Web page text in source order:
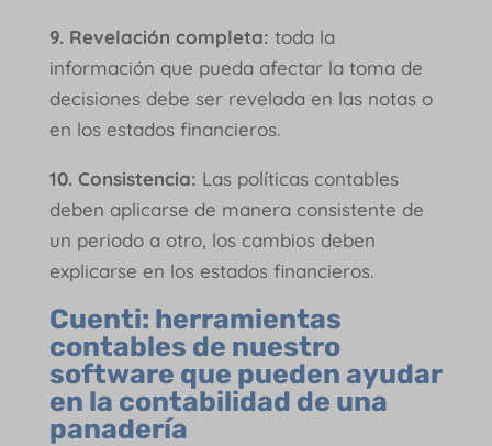
9. Revelación completa: toda la
información que pueda afectar la toma de
decisiones debe ser revelada en las notas o
en los estados financieros.
10. Consistencia: Las políticas contables
deben aplicarse de manera consistente de
un periodo a otro, los cambios deben
explicarse en los estados financieros.
Cuenti: herramientas
contables de nuestro
software que pueden ayudar
en la contabilidad de una
panadería